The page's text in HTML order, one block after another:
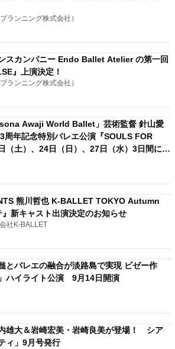
ランニング株式会社）
スカンパニー Endo Ballet Atelier の第一回
』上演決定！
ランニング株式会社）
Awaji World Ballet」芸術監督 針山愛
周年記念特別バレエ公演『SOULS FOR
（土）、24日（日）、27日（水）3日間にて
熊川哲也 K-BALLET TOKYO Autumn
新キャスト出演決定のお知らせ
社K-BALLET
とバレエの融合が淡路島で実現 ビゼー作
ハイライト公演 9月14日開演
雄大＆岩崎宏美・岩崎良美が登場！ シア
ィ」9月号発行